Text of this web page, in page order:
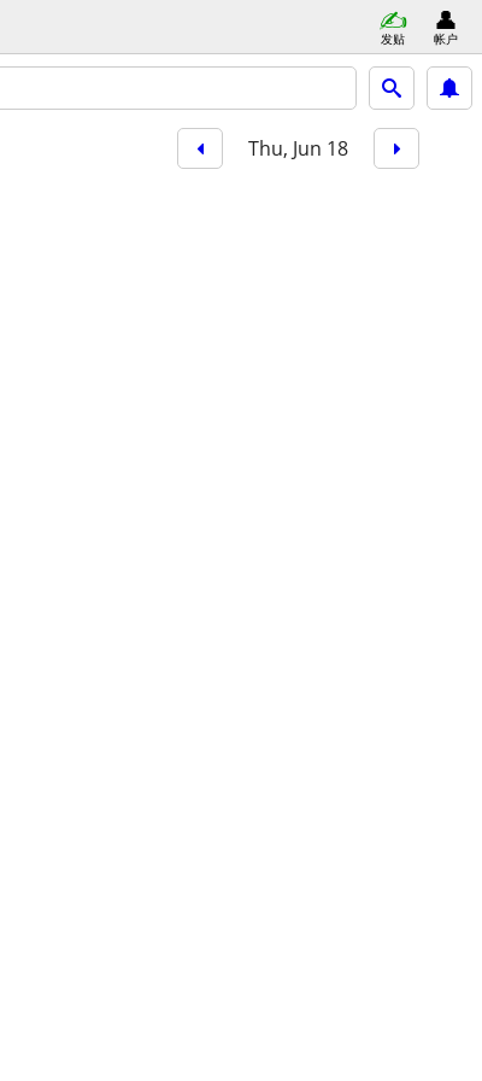
发贴 帐户
Thu, Jun 18